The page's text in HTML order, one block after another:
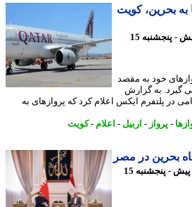
بحرین، کویت
25 ساعت پیش - پنجشنبه 15
خود به مقصد
به گزارش
در پلتفرم ایکس اعلام کرد که پروازهای به
- پرواز-اربیل -اعلام -کویت
در مصر
28 ساعت پیش - پنجشنبه 15